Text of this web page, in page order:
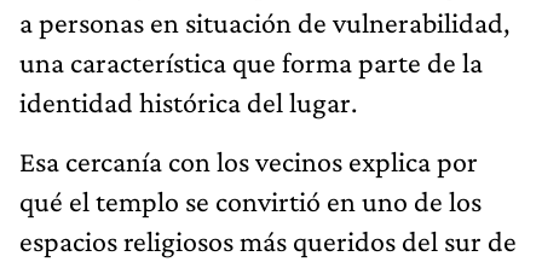
a personas en situación de vulnerabilidad,
una característica que forma parte de la
identidad histórica del lugar.
Esa cercanía con los vecinos explica por
qué el templo se convirtió en uno de los
espacios religiosos más queridos del sur de